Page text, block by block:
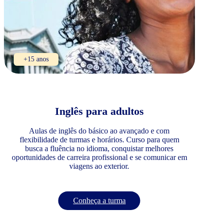
+15 anos
Inglês para adultos
Aulas de inglês do básico ao avançado e com
flexibilidade de turmas e horários. Curso para quem
busca a fluência no idioma, conquistar melhores
oportunidades de carreira profissional e se comunicar em
viagens ao exterior.
Conheça a turma